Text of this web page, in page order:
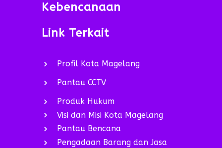
Kebencanaan
Link Terkait
Profil Kota Magelang
Pantau CCTV
Produk Hukum
Visi dan Misi Kota Magelang
Pantau Bencana
Pengadaan Barang dan Jasa